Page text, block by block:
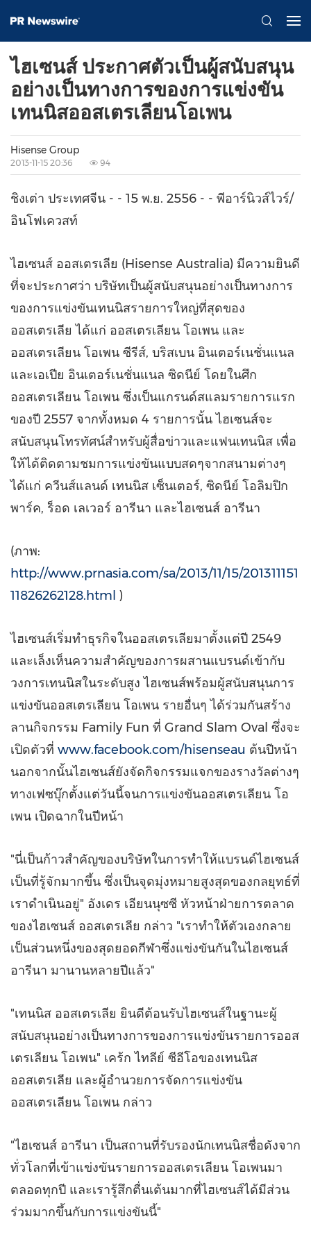
ไฮเซนส์ ประกาศตัวเป็นผู้สนับสนุน
อย่างเป็นทางการของการแข่งขัน
เทนนิสออสเตรเลียนโอเพน
Hisense Group
2013-11-15 20:36 94
ชิงเต่า ประเทศจีน - - 15 พ.ย. 2556 - - พีอาร์นิวส์ไวร์/
อินโฟเควสท์
ไฮเซนส์ ออสเตรเลีย (Hisense Australia) มีความยินดี
ที่จะประกาศว่า บริษัทเป็นผู้สนับสนุนอย่างเป็นทางการ
ของการแข่งขันเทนนิสรายการใหญ่ที่สุดของ
ออสเตรเลีย ได้แก่ ออสเตรเลียน โอเพน และ
ออสเตรเลียน โอเพน ซีรีส์, บริสเบน อินเตอร์เนชั่นแนล
และเอเปีย อินเตอร์เนชั่นแนล ซิดนีย์ โดยในศึก
ออสเตรเลียน โอเพน ซึ่งเป็นแกรนด์สแลมรายการแรก
ของปี 2557 จากทั้งหมด 4 รายการนั้น ไฮเซนส์จะ
สนับสนุนโทรทัศน์สำหรับผู้สื่อข่าวและแฟนเทนนิส เพื่อ
ให้ได้ติดตามชมการแข่งขันแบบสดๆจากสนามต่างๆ
ได้แก่ ควีนส์แลนด์ เทนนิส เซ็นเตอร์, ซิดนีย์ โอลิมปิก
พาร์ค, ร็อด เลเวอร์ อารีนา และไฮเซนส์ อารีนา
(ภาพ:
http://www.prnasia.com/sa/2013/11/15/201311151
11826262128.html )
ไฮเซนส์เริ่มทำธุรกิจในออสเตรเลียมาตั้งแต่ปี 2549
และเล็งเห็นความสำคัญของการผสานแบรนด์เข้ากับ
วงการเทนนิสในระดับสูง ไฮเซนส์พร้อมผู้สนับสนุนการ
แข่งขันออสเตรเลียน โอเพน รายอื่นๆ ได้ร่วมกันสร้าง
ลานกิจกรรม Family Fun ที่ Grand Slam Oval ซึ่งจะ
เปิดตัวที่ www.facebook.com/hisenseau ต้นปีหน้า
นอกจากนั้นไฮเซนส์ยังจัดกิจกรรมแจกของรางวัลต่างๆ
ทางเฟซบุ๊กตั้งแต่วันนี้จนการแข่งขันออสเตรเลียน โอ
เพน เปิดฉากในปีหน้า
"นี่เป็นก้าวสำคัญของบริษัทในการทำให้แบรนด์ไฮเซนส์
เป็นที่รู้จักมากขึ้น ซึ่งเป็นจุดมุ่งหมายสูงสุดของกลยุทธ์ที่
เราดำเนินอยู่" อังเดร เอียนนุซซี หัวหน้าฝ่ายการตลาด
ของไฮเซนส์ ออสเตรเลีย กล่าว "เราทำให้ตัวเองกลาย
เป็นส่วนหนึ่งของสุดยอดกีฬาซึ่งแข่งขันกันในไฮเซนส์
อารีนา มานานหลายปีแล้ว"
"เทนนิส ออสเตรเลีย ยินดีต้อนรับไฮเซนส์ในฐานะผู้
สนับสนุนอย่างเป็นทางการของการแข่งขันรายการออส
เตรเลียน โอเพน" เคร้ก ไทลีย์ ซีอีโอของเทนนิส
ออสเตรเลีย และผู้อำนวยการจัดการแข่งขัน
ออสเตรเลียน โอเพน กล่าว
"ไฮเซนส์ อารีนา เป็นสถานที่รับรองนักเทนนิสชื่อดังจาก
ทั่วโลกที่เข้าแข่งขันรายการออสเตรเลียน โอเพนมา
ตลอดทุกปี และเรารู้สึกตื่นเต้นมากที่ไฮเซนส์ได้มีส่วน
ร่วมมากขึ้นกับการแข่งขันนี้"